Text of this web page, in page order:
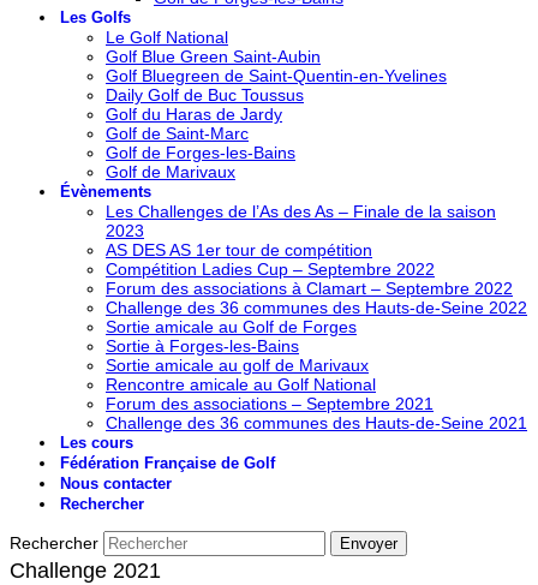
Les Golfs
Le Golf National
Golf Blue Green Saint-Aubin
Golf Bluegreen de Saint-Quentin-en-Yvelines
Daily Golf de Buc Toussus
Golf du Haras de Jardy
Golf de Saint-Marc
Golf de Forges-les-Bains
Golf de Marivaux
Évènements
Les Challenges de l’As des As – Finale de la saison
2023
AS DES AS 1er tour de compétition
Compétition Ladies Cup – Septembre 2022
Forum des associations à Clamart – Septembre 2022
Challenge des 36 communes des Hauts-de-Seine 2022
Sortie amicale au Golf de Forges
Sortie à Forges-les-Bains
Sortie amicale au golf de Marivaux
Rencontre amicale au Golf National
Forum des associations – Septembre 2021
Challenge des 36 communes des Hauts-de-Seine 2021
Les cours
Fédération Française de Golf
Nous contacter
Rechercher
Rechercher Envoyer
Challenge 2021